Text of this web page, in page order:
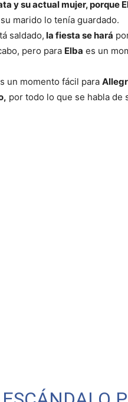
y su actual mujer, porque
marido lo tenía guardado.
saldado, la fiesta se hará
pero para Elba es un
un momento fácil para
por todo lo que se habla de